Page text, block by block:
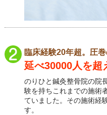
臨床経験20年超。圧
延べ30000人を超
のりひと鍼灸整骨院の院
験を持ちこれまでの施術
ていました。その施術経
す。